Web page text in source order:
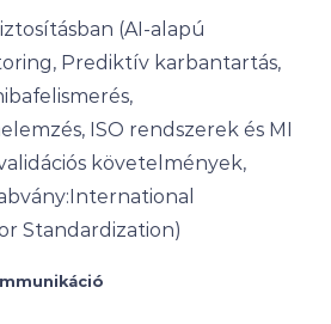
(AI-alapú
Prediktív karbantartás,
ISO rendszerek és MI
követelmények,
Standardization)